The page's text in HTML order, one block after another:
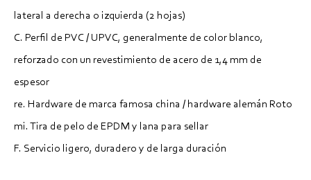
lateral a derecha o izquierda (2 hojas)
C. Perfil de PVC / UPVC, generalmente de color blanco,
reforzado con un revestimiento de acero de 1,4 mm de
espesor
re. Hardware de marca famosa china / hardware alemán Roto
mi. Tira de pelo de EPDM y lana para sellar
F. Servicio ligero, duradero y de larga duración